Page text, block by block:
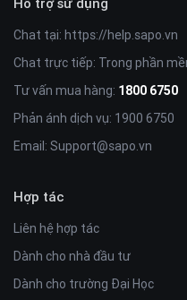
Chat tại: https://help.sapo.vn
Chat trực tiếp: Trong phần
Tư vấn mua hàng: 1800 6750
Phản ánh dịch vụ: 1900 6750
Email: Support@sapo.vn
Hợp tác
Liên hệ hợp tác
Dành cho nhà đầu tư
Dành cho trường Đại Học